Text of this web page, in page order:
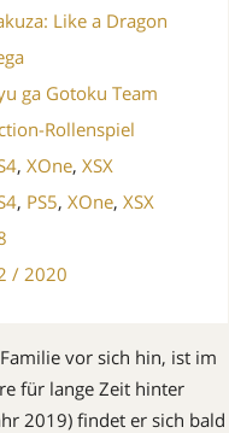
Like a Dragon
ga Gotoku Team
Rollenspiel
, XOne, XSX
, PS5, XOne, XSX
/ 2020
vor sich hin, ist im
für ­lange Zeit hinter
2019) findet er sich bald